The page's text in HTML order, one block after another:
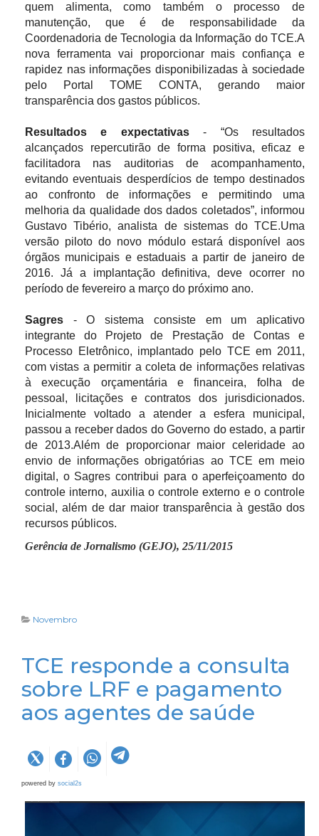
quem alimenta, como também o processo de
manutenção, que é de responsabilidade da
Coordenadoria de Tecnologia da Informação do TCE.A
nova ferramenta vai proporcionar mais confiança e
rapidez nas informações disponibilizadas à sociedade
pelo Portal TOME CONTA, gerando maior
transparência dos gastos públicos.
Resultados e expectativas- “Os resultados
alcançados repercutirão de forma positiva, eficaz e
facilitadora nas auditorias de acompanhamento,
evitando eventuais desperdícios de tempo destinados
ao confronto de informações e permitindo uma
melhoria da qualidade dos dados coletados”, informou
Gustavo Tibério, analista de sistemas do TCE.Uma
versão piloto do novo módulo estará disponível aos
órgãos municipais e estaduais a partir de janeiro de
2016. Já a implantação definitiva, deve ocorrer no
período de fevereiro a março do próximo ano.
Sagres - O sistema consiste em um aplicativo
integrante do Projeto de Prestação de Contas e
Processo Eletrônico, implantado pelo TCE em 2011,
com vistas a permitir a coleta de informações relativas
à execução orçamentária e financeira, folha de
pessoal, licitações e contratos dos jurisdicionados.
Inicialmente voltado a atender a esfera municipal,
passou a receber dados do Governo do estado, a partir
de 2013.Além de proporcionar maior celeridade ao
envio de informações obrigatórias ao TCE em meio
digital, o Sagres contribui para o aperfeiçoamento do
controle interno, auxilia o controle externo e o controle
social, além de dar maior transparência à gestão dos
recursos públicos.
Gerência de Jornalismo (GEJO), 25/11/2015
Novembro
TCE responde a consulta
sobre LRF e pagamento
aos agentes de saúde
powered by social2s